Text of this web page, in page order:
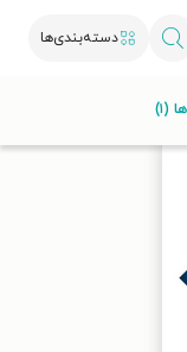
دسته‌بندی‌ها
(۱)